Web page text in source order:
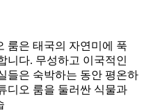
룸은 태국의 자연미에 푹
니다. 무성하고 이국적인
들은 숙박하는 동안 평온하
디오 룸을 둘러싼 식물과